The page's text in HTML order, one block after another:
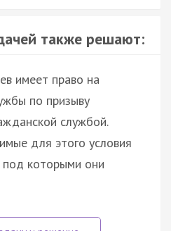
также решают:
имеет право на
по призыву
службой.
для этого условия
которыми они